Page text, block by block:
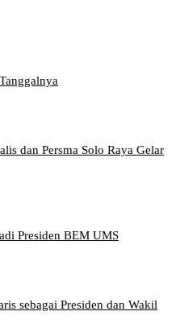
dan Persma Solo Raya Gelar
Presiden BEM UMS
sebagai Presiden dan Wakil